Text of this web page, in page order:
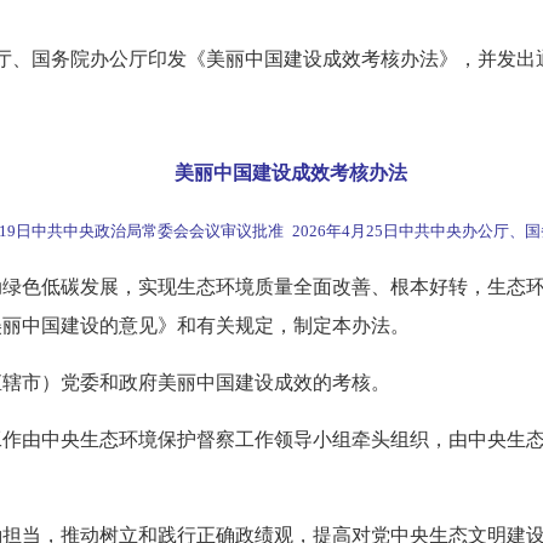
务院办公厅印发《美丽中国建设成效考核办法》，并发出
美丽中国建设成效考核办法
中共中央政治局常委会会议审议批准 2026年4月25日中共中央办公厅、国
碳发展，实现生态环境质量全面改善、根本好转，生态环
中国建设的意见》和有关规定， 制定本办法。
党委和政府美丽中国建设成效的考核。
央生态环境保护督察工作领导小组牵头组织，由中央生态
推动树立和践行正确政绩观，提高对党中央生态文明建设